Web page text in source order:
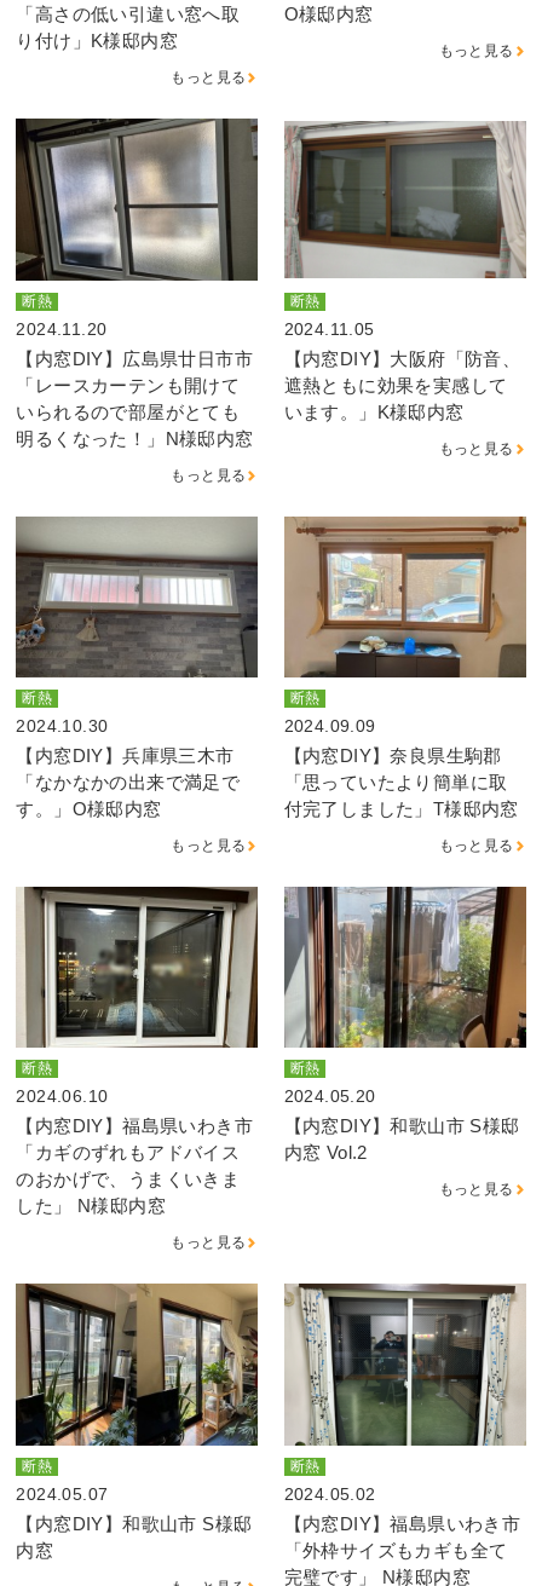
「高さの低い引違い窓へ取
り付け」K様邸内窓
もっと見る
O様邸内窓
もっと見る
断熱
2024.11.20
【内窓DIY】広島県廿日市市
「レースカーテンも開けて
いられるので部屋がとても
明るくなった！」N様邸内窓
もっと見る
断熱
2024.11.05
【内窓DIY】大阪府「防音、
遮熱ともに効果を実感して
います。」K様邸内窓
もっと見る
断熱
2024.10.30
【内窓DIY】兵庫県三木市
「なかなかの出来で満足で
す。」O様邸内窓
もっと見る
断熱
2024.09.09
【内窓DIY】奈良県生駒郡
「思っていたより簡単に取
付完了しました」T様邸内窓
もっと見る
断熱
2024.06.10
【内窓DIY】福島県いわき市
「カギのずれもアドバイス
のおかげで、うまくいきま
した」 N様邸内窓
もっと見る
断熱
2024.05.20
【内窓DIY】和歌山市 S様邸
内窓 Vol.2
もっと見る
断熱
2024.05.07
【内窓DIY】和歌山市 S様邸
内窓
断熱
2024.05.02
【内窓DIY】福島県いわき市
「外枠サイズもカギも全て
完璧です」 N様邸内窓